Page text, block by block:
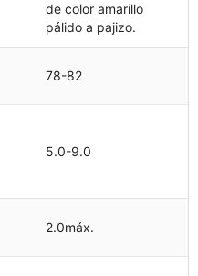
de color amarillo
pálido a pajizo.
78-82
5.0-9.0
2.0máx.